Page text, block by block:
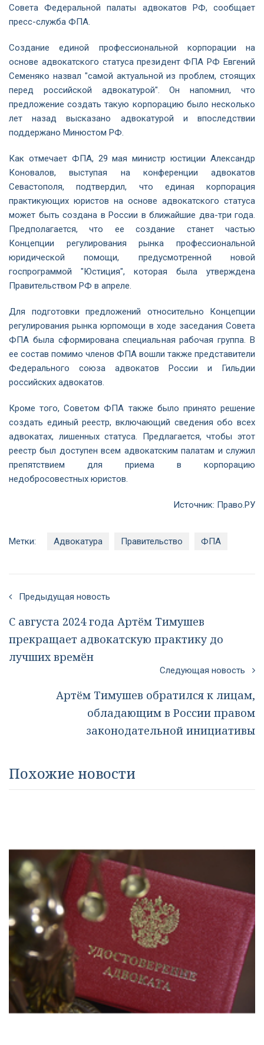
Совета Федеральной палаты адвокатов РФ, сообщает
пресс-служба ФПА.
Создание единой профессиональной корпорации на
основе адвокатского статуса президент ФПА РФ Евгений
Семеняко назвал "самой актуальной из проблем, стоящих
перед российской адвокатурой". Он напомнил, что
предложение создать такую корпорацию было несколько
лет назад высказано адвокатурой и впоследствии
поддержано Минюстом РФ.
Как отмечает ФПА, 29 мая министр юстиции Александр
Коновалов, выступая на конференции адвокатов
Севастополя, подтвердил, что единая корпорация
практикующих юристов на основе адвокатского статуса
может быть создана в России в ближайшие два-три года.
Предполагается, что ее создание станет частью
Концепции регулирования рынка профессиональной
юридической помощи, предусмотренной новой
госпрограммой "Юстиция", которая была утверждена
Правительством РФ в апреле.
Для подготовки предложений относительно Концепции
регулирования рынка юрпомощи в ходе заседания Совета
ФПА была сформирована специальная рабочая группа. В
ее состав помимо членов ФПА вошли также представители
Федерального союза адвокатов России и Гильдии
российских адвокатов.
Кроме того, Советом ФПА также было принято решение
создать единый реестр, включающий сведения обо всех
адвокатах, лишенных статуса. Предлагается, чтобы этот
реестр был доступен всем адвокатским палатам и служил
препятствием для приема в корпорацию
недобросовестных юристов.
Источник: Право.РУ
Метки: Адвокатура Правительство ФПА
Предыдущая новость
С августа 2024 года Артём Тимушев
прекращает адвокатскую практику до
лучших времён
Следующая новость
Артём Тимушев обратился к лицам,
обладающим в России правом
законодательной инициативы
Похожие новости